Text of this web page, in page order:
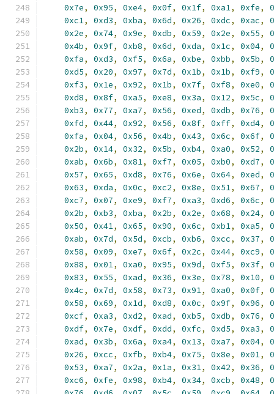
0x7e, 0x95, 0xe4, 0x0f, 0x1f, 0xa1, 0xfe,
0xc1, 0xd3, 0xba, 0x6d, 0x26, 0xdc, 0xac,
0x2e, 0x74, 0x9e, 0xdb, 0x59, 0x2e, 0x55,
0x4b, 0x9f, 0xb8, 0x6d, 0xda, 0x1c, 0x04,
0xfa, 0xd3, 0xf5, 0x6a, 0xbe, 0xbb, 0x5b,
0xd5, 0x20, 0x97, 0x7d, 0x1b, 0x1b, 0xf9,
0xf3, 0x1e, 0x92, 0x1b, 0x7f, 0xf8, 0xe0,
0xd8, 0x8f, 0xa5, 0xe8, 0x3a, 0x12, 0x5c,
0xb3, 0x77, 0xa7, 0x56, 0xed, 0xdb, 0x76,
0xfd, 0x44, 0x92, 0x56, 0x8f, 0xff, 0xd4,
0xfa, 0x04, 0x56, 0x4b, 0x43, 0x6c, 0x6f,
0x2b, 0x14, 0x32, 0x5b, 0xb4, 0xa0, 0x52,
0xab, 0x6b, 0x81, 0xf7, 0x05, 0xb0, 0xd7,
0x57, 0x65, 0xd8, 0x76, 0x6e, 0x64, 0xed,
0x63, 0xda, 0x0c, 0xc2, 0x8e, 0x51, 0x67,
0xc7, 0x07, 0xe9, 0xf7, 0xa3, 0xd6, 0x6c,
0x2b, 0xb3, 0xba, 0x2b, 0x2e, 0x68, 0x24,
0x50, 0x41, 0x65, 0x90, 0x6c, 0xb1, 0xa5,
0xab, 0x7d, 0x5d, 0xcb, 0xb6, 0xcc, 0x37,
0x58, 0x09, 0xe7, 0x6f, 0x2c, 0x44, 0xc9,
0x88, 0x01, 0xa0, 0x95, 0x9d, 0xf5, 0x3f,
0x83, 0x55, 0xad, 0x36, 0x3e, 0x78, 0x10,
0x4c, 0x7d, 0x58, 0x73, 0x91, 0xa0, 0x0f,
0x58, 0x69, 0x1d, 0xd8, 0x0c, 0x9f, 0x96,
0xcf, 0xa3, 0xd2, 0xad, 0xb5, 0xdb, 0x76,
0xdf, 0x7e, 0xdf, 0xdd, 0xfc, 0xd5, 0xa3,
0xad, 0x3b, 0x6a, 0xa4, 0x13, 0xa7, 0x04,
0x26, 0xcc, 0xfb, 0xb4, 0x75, 0x8e, 0x01,
0x53, 0xa7, 0x2a, 0x1a, 0x31, 0x42, 0x36,
0xc6, 0xfe, 0x98, 0xb4, 0x34, 0xcb, 0x48,